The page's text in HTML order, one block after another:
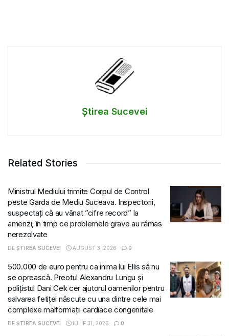
Știrea Sucevei
Related Stories
Ministrul Mediului trimite Corpul de Control
peste Garda de Mediu Suceava. Inspectorii,
suspectați că au vânat ”cifre record” la
amenzi, în timp ce problemele grave au rămas
nerezolvate
DE ȘTIREA SUCEVEI AUGUST 3, 2026 0
500.000 de euro pentru ca inima lui Ellis să nu
se oprească. Preotul Alexandru Lungu și
polițistul Dani Cek cer ajutorul oamenilor pentru
salvarea fetiței născute cu una dintre cele mai
complexe malformații cardiace congenitale
DE ȘTIREA SUCEVEI IULIE 31, 2026 0